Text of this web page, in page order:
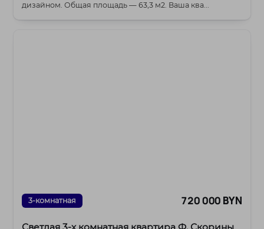
дизайном. Общая площадь — 63,3 м2. Ваша ква...
3-комнатная 720 000 BYN